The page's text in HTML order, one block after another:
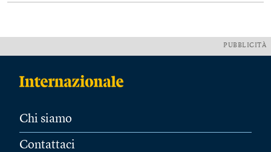
PUBBLICITÀ
Chi siamo
Contattaci